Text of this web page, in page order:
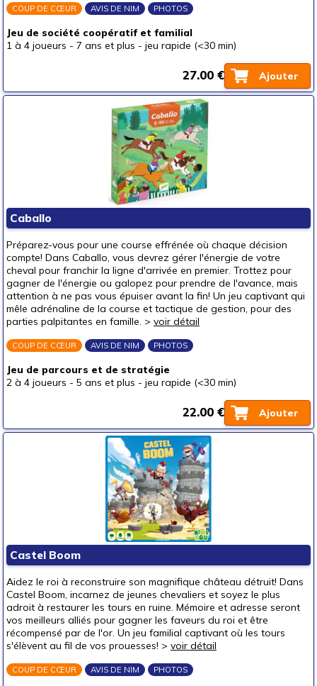
COUP DE CŒUR AVIS DE NIM PHOTOS
Jeu de société coopératif et familial
1 à 4 joueurs - 7 ans et plus - jeu rapide (<30 min)
Ajouter
27.00 €
Caballo
Préparez-vous pour une course effrénée où chaque décision
compte! Dans Caballo, vous devrez gérer l'énergie de votre
cheval pour franchir la ligne d'arrivée en premier. Trottez pour
gagner de l'énergie ou galopez pour prendre de l'avance, mais
attention à ne pas vous épuiser avant la fin! Un jeu captivant qui
mêle adrénaline de la course et tactique de gestion, pour des
parties palpitantes en famille. > voir détail
COUP DE CŒUR AVIS DE NIM PHOTOS
Jeu de parcours et de stratégie
2 à 4 joueurs - 5 ans et plus - jeu rapide (<30 min)
Ajouter
22.00 €
Castel Boom
Aidez le roi à reconstruire son magnifique château détruit! Dans
Castel Boom, incarnez de jeunes chevaliers et soyez le plus
adroit à restaurer les tours en ruine. Mémoire et adresse seront
vos meilleurs alliés pour gagner les faveurs du roi et être
récompensé par de l'or. Un jeu familial captivant où les tours
s'élèvent au fil de vos prouesses! > voir détail
COUP DE CŒUR AVIS DE NIM PHOTOS